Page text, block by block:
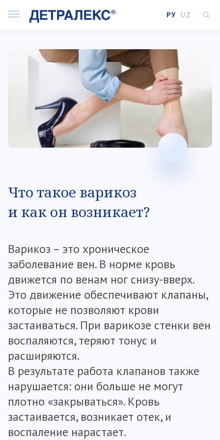
РУ UZ
Что такое варикоз
и как он возникает?
Варикоз – это хроническое
заболевание вен. В норме кровь
движется по венам ног снизу-вверх.
Это движение обеспечивают клапаны,
которые не позволяют крови
застаиваться. При варикозе стенки вен
воспаляются, теряют тонус и
расширяются.
В результате работа клапанов также
нарушается: они больше не могут
плотно «закрываться». Кровь
застаивается, возникает отек, и
воспаление нарастает.